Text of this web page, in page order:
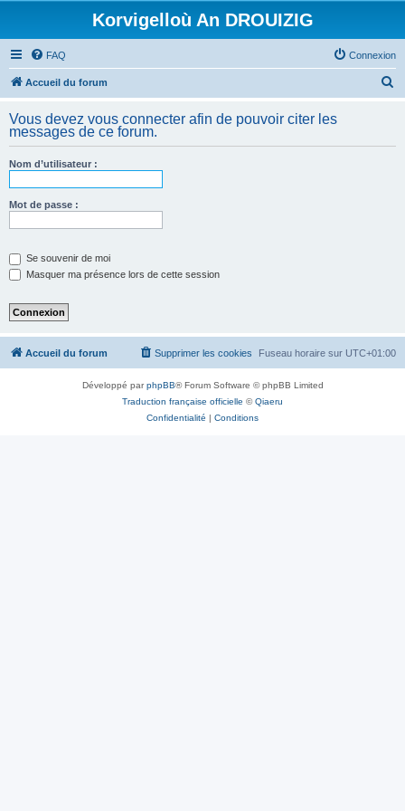
Korvigelloù An DROUIZIG
FAQ Connexion
Accueil du forum
h
Vous devez vous connecter afin de pouvoir citer les
messages de ce forum.
Nom d’utilisateur :
Mot de passe :
Se souvenir de moi
Masquer ma présence lors de cette session
Accueil du forum Fuseau horaire sur UTC+01:00
Supprimer les cookies
Développé parphpBB® Forum Software © phpBB Limited
Traduction française officielle ©Qiaeru
Confidentialité | Conditions